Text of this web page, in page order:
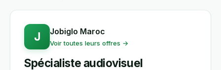
J Jobiglo Maroc
Voir toutes leurs offres →
Spécialiste audiovisuel